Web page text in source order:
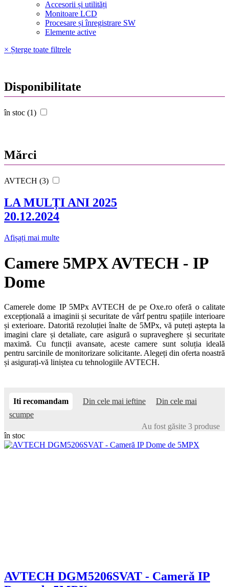
Accesorii și utilități
Monitoare LCD
Procesare și înregistrare SW
Elemente active
× Șterge toate filtrele
Disponibilitate
în stoc (1)
Mărci
AVTECH (3)
LA MULȚI ANI 2025
20.12.2024
Afișați mai multe
Camere 5MPX AVTECH - IP
Dome
Camerele dome IP 5MPx AVTECH de pe Oxe.ro oferă o calitate
excepțională a imaginii și securitate de vârf pentru spațiile interioare
și exterioare. Datorită rezoluției înalte de 5MPx, vă puteți aștepta la
imagini clare și detaliate, care asigură o supraveghere și securitate
maximă. Cu funcții avansate, aceste camere sunt soluția ideală
pentru sarcinile de monitorizare solicitante. Alegeți din oferta noastră
și asigurați-vă liniștea cu tehnologiile AVTECH.
Iti recomandam Din cele mai ieftine
Din cele mai
scumpe
Au fost găsite 3 produse
în stoc
AVTECH DGM5206SVAT - Cameră IP